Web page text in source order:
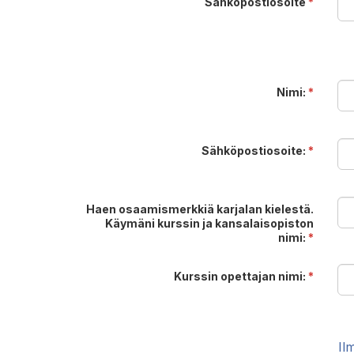
Nimi: *
Sähköpostiosoite: *
Haen osaamismerkkiä karjalan kielestä.
Käymäni kurssin ja kansalaisopiston
nimi: *
Kurssin opettajan nimi: *